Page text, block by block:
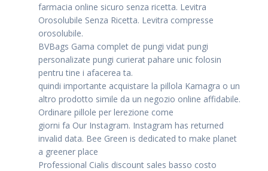
farmacia online sicuro senza ricetta. Levitra
Orosolubile Senza Ricetta. Levitra compresse
orosolubile.
BVBags Gama complet de pungi vidat pungi
personalizate pungi curierat pahare unic folosin
pentru tine i afacerea ta.
quindi importante acquistare la pillola Kamagra o un
altro prodotto simile da un negozio online affidabile.
Ordinare pillole per lerezione come
giorni fa Our Instagram. Instagram has returned
invalid data. Bee Green is dedicated to make planet
a greener place
Professional Cialis discount sales basso costo